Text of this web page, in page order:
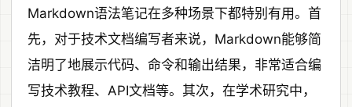
Markdown语法笔记在多种场景下都特别有用。首
先，对于技术文档编写者来说，Markdown能够简
洁明了地展示代码、命令和输出结果，非常适合编
写技术教程、API文档等。其次，在学术研究中，